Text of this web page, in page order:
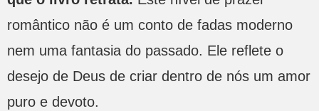
romântico não é um conto de fadas moderno
nem uma fantasia do passado. Ele reflete o
desejo de Deus de criar dentro de nós um amor
puro e devoto.